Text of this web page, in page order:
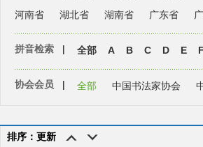
河南省
湖北省 湖南省 广东省
拼音检索 | 全部 A B C D E F
协会会员 | 全部 中国书法家协会
排序：更新